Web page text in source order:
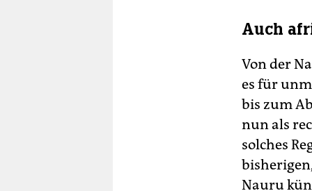
Auch
Von der
es für
bis zum
nun als
solches
Nauru